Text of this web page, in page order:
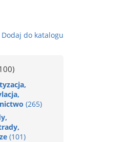
Dodaj do katalogu
(265)
(101)